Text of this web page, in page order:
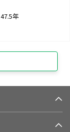
47.5年